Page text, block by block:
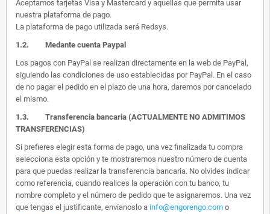
Aceptamos tarjetas Visa y Mastercard y aquellas que permita usar
nuestra plataforma de pago.
La plataforma de pago utilizada será Redsys.
1.2. Medante cuenta Paypal
Los pagos con PayPal se realizan directamente en la web de PayPal,
siguiendo las condiciones de uso establecidas por PayPal. En el caso
de no pagar el pedido en el plazo de una hora, daremos por cancelado
el mismo.
1.3. Transferencia bancaria (ACTUALMENTE NO ADMITIMOS
TRANSFERENCIAS)
Si prefieres elegir esta forma de pago, una vez finalizada tu compra
selecciona esta opción y te mostraremos nuestro número de cuenta
para que puedas realizar la transferencia bancaria. No olvides indicar
como referencia, cuando realices la operación con tu banco, tu
nombre completo y el número de pedido que te asignaremos. Una vez
que tengas el justificante, envíanoslo a info@engorengo.com o